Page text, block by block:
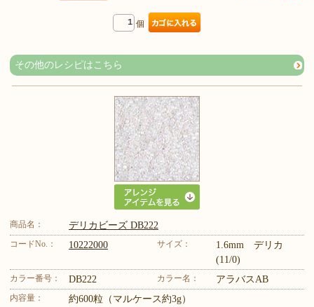
個
その他のレシピはこちら
商品名： デリカビーズ DB222
コードNo.： 10222000 サイズ：
1.6mm デリカ
(11/0)
カラー番号： DB222 カラー名： アラバスAB
内容量： 約600粒（マルケース約3g）